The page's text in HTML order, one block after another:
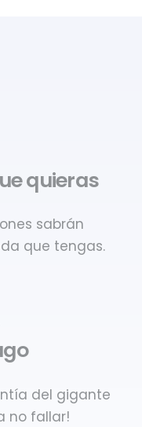
quieras
sabrán
que tengas.
del gigante
no fallar!